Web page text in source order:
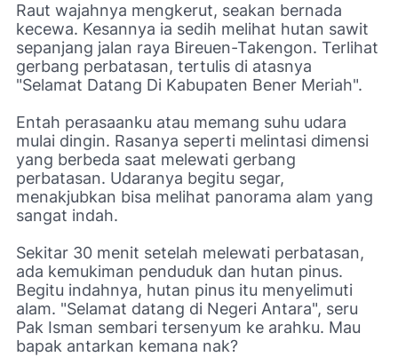
Raut wajahnya mengkerut, seakan bernada
kecewa. Kesannya ia sedih melihat hutan sawit
sepanjang jalan raya Bireuen-Takengon. Terlihat
gerbang perbatasan, tertulis di atasnya
"Selamat Datang Di Kabupaten Bener Meriah".
Entah perasaanku atau memang suhu udara
mulai dingin. Rasanya seperti melintasi dimensi
yang berbeda saat melewati gerbang
perbatasan. Udaranya begitu segar,
menakjubkan bisa melihat panorama alam yang
sangat indah.
Sekitar 30 menit setelah melewati perbatasan,
ada kemukiman penduduk dan hutan pinus.
Begitu indahnya, hutan pinus itu menyelimuti
alam. "Selamat datang di Negeri Antara", seru
Pak Isman sembari tersenyum ke arahku. Mau
bapak antarkan kemana nak?